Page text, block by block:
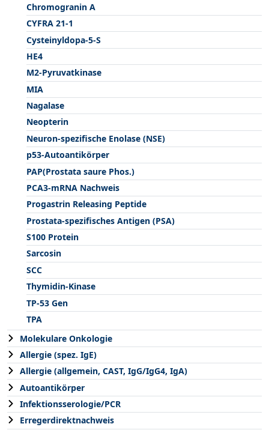
Chromogranin A
CYFRA 21-1
Cysteinyldopa-5-S
HE4
M2-Pyruvatkinase
MIA
Nagalase
Neopterin
Neuron-spezifische Enolase (NSE)
p53-Autoantikörper
PAP(Prostata saure Phos.)
PCA3-mRNA Nachweis
Progastrin Releasing Peptide
Prostata-spezifisches Antigen (PSA)
S100 Protein
Sarcosin
SCC
Thymidin-Kinase
TP-53 Gen
TPA
Molekulare Onkologie
Allergie (spez. IgE)
Allergie (allgemein, CAST, IgG/IgG4, IgA)
Autoantikörper
Infektionsserologie/PCR
Erregerdirektnachweis